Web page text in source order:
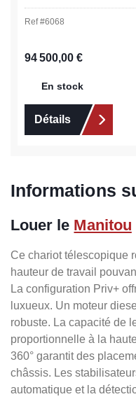
Ref #6068
Prix régulier :
94 500,00 €
En stock
Détails
Informations
Louer le Manitou
Ce chariot télescopique
hauteur de travail
La configuration Priv+
luxueux. Un moteur
robuste. La capacité de
proportionnelle à la
360° garantit des
châssis. Les
automatique et la